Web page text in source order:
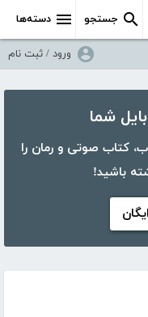
دسته‌ها جستجو
ورود / ثبت نام
کتابراه، بیش از ۵۰،۰۰۰ کتاب، کتاب صوتی و رمان را
باشید!